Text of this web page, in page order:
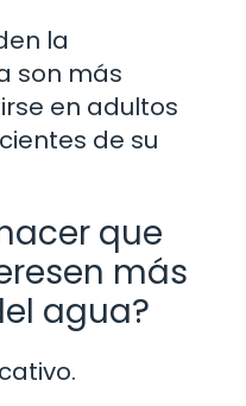
la
son más
en adultos
de su
que
más
agua?